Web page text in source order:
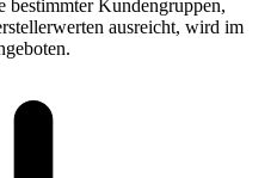
bestimmter Kundengruppen,
ausreicht, wird im